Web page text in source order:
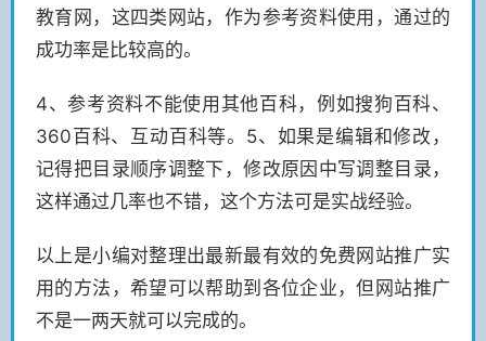
教育网，这四类网站，作为参考资料使用，通过的
成功率是比较高的。
4、参考资料不能使用其他百科，例如搜狗百科、
360百科、互动百科等。5、如果是编辑和修改，
记得把目录顺序调整下，修改原因中写调整目录，
这样通过几率也不错，这个方法可是实战经验。
以上是小编对整理出最新最有效的免费网站推广实
用的方法，希望可以帮助到各位企业，但网站推广
不是一两天就可以完成的。